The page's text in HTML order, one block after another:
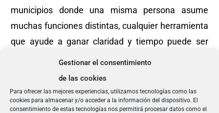
Gestionar el consentimiento
de las cookies
Para ofrecer las mejores experiencias, utilizamos tecnologías como las
cookies para almacenar y/o acceder a la información del dispositivo. El
consentimiento de estas tecnologías nos permitirá procesar datos como el
municipios donde una misma persona asume
muchas funciones distintas, cualquier herramienta
que ayude a ganar claridad y tiempo puede ser
especialmente valiosa”, destaca.
Tecnología para cuidar mejor a las personas